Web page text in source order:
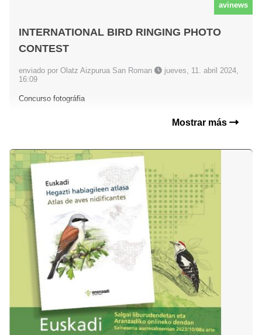
avinews
INTERNATIONAL BIRD RINGING PHOTO
CONTEST
enviado por Olatz Aizpurua San Roman
jueves, 11. abril 2024,
16:09
Concurso fotográfia
Mostrar más